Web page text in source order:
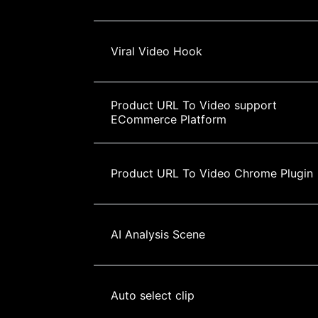
Viral Video Hook
Product URL To Video support
ECommerce Platform
Product URL To Video Chrome Plugin
AI Analysis Scene
Auto select clip